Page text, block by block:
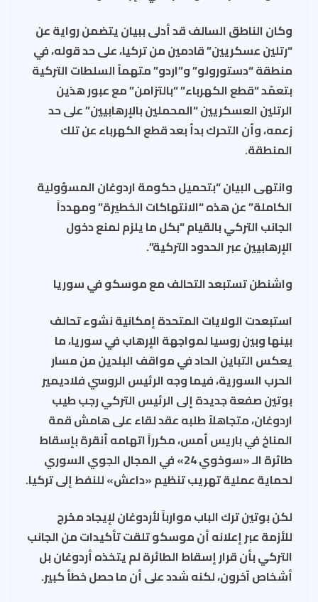
وكان الناطق السالف قد أدلى ببيان يتضمن رواية عن
“رتلين عسكريين” قادمين من تركيا، على حد قوله، في
منطقة “دستورولو” و”اردو” متهماً السلطات التركية
بتعمّد “قطع الكهرباء” “بالتزامن” مع عبور هذين
الرتلين العسكريين “المحملين بالإرهابيين” على حد
زعمه، وأن التحرك بدأ بعد قطع الكهرباء عن تلك
المنطقة.
وانتهى البيان “بتحميل حكومة اردوغان المسؤولية
الكاملة” عن هذه “الانتهاكات الخطيرة” ومهدداً
الجانب التركي بالقيام “بكل ما يلزم لمنع دخول
الإرهابيين عبر الحدود التركية”.
واشنطن تستبعد التحالف مع موسكو في سوريا
استبعدت الولايات المتحدة إمكانية نشوء تحالف
بينها وبين روسيا لمواجهة الإرهاب في سوريا، ما
يعكس التباين الحاد في مواقف البلدين من مسار
الحرب السورية، فيما وجه الرئيس الروسي فلاديمير
بوتين صفعة جديدة إلى الرئيس التركي رجب طيب
اردوغان، متجاهلاً طلبه عقد لقاء على هامش قمة
المناخ في باريس أمس، مكرراً اتهامه أنقرة بإسقاط
طائرة الـ «سوخوي 24» في المجال الجوي السوري
لحماية عملية تهريب تنظيم «داعش» للنفط إلى تركيا.
لكن بوتين ترك الباب موارباً لأردوغان لإيجاد مخرج
للأزمة عبر إعلانه أن موسكو تلقت تأكيدات من الجانب
التركي بأن قرار إسقاط الطائرة لم يتخذه أردوغان بل
أشخاص آخرون، لكنه شدد على أن ما حصل خطأ كبير.